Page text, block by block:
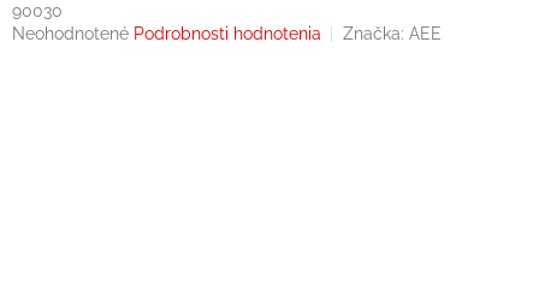
90030
Priemerné
Neohodnotené Podrobnosti hodnotenia Značka: AEE